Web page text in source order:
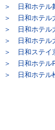
日和ホテル
日和ホテル
日和ホテル
日和ホテル
日和ステイ
日和ホテル
日和ホテル